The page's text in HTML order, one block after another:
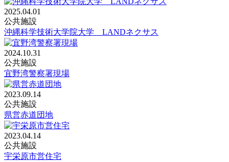
2025.04.01
公共施設
沖縄科学技術大学院大学 LANDネクサス
2024.10.31
公共施設
宜野湾警察署現場
2023.09.14
公共施設
県営赤道団地
2023.04.14
公共施設
宇栄原市営住宅